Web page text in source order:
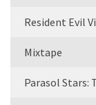
Resident Evil
Mixtape
Parasol Stars: